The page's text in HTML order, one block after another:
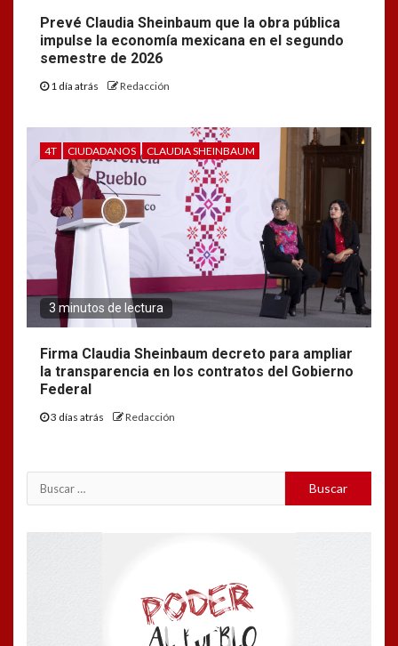
Prevé Claudia Sheinbaum que la obra pública
impulse la economía mexicana en el segundo
semestre de 2026
1 día atrás Redacción
4T CIUDADANOS CLAUDIA SHEINBAUM
3 minutos de lectura
Firma Claudia Sheinbaum decreto para ampliar
la transparencia en los contratos del Gobierno
Federal
3 días atrás Redacción
Buscar: